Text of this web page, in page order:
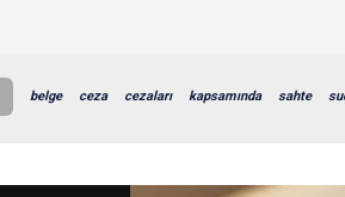
belge ceza cezaları kapsamında sahte